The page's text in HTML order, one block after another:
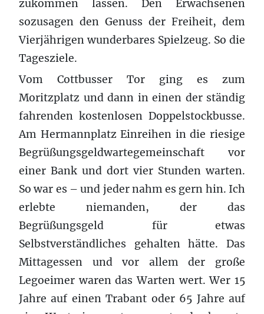
zukommen lassen. Den Erwachsenen
sozusagen den Genuss der Freiheit, dem
Vierjährigen wunderbares Spielzeug. So die
Tagesziele.
Vom Cottbusser Tor ging es zum
Moritzplatz und dann in einen der ständig
fahrenden kostenlosen Doppelstockbusse.
Am Hermannplatz Einreihen in die riesige
Begrüßungsgeldwartegemeinschaft vor
einer Bank und dort vier Stunden warten.
So war es – und jeder nahm es gern hin. Ich
erlebte niemanden, der das
Begrüßungsgeld für etwas
Selbstverständliches gehalten hätte. Das
Mittagessen und vor allem der große
Legoeimer waren das Warten wert. Wer 15
Jahre auf einen Trabant oder 65 Jahre auf